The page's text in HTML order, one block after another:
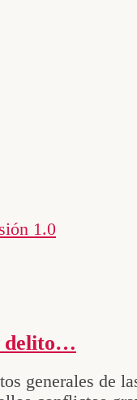
1.0
delito…
generales de